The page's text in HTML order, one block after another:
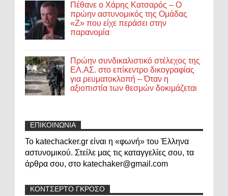
Πέθανε ο Χάρης Κατσαρός – Ο
πρώην αστυνομικός της Ομάδας
«Ζ» που είχε περάσει στην
παρανομία
Πρώην συνδικαλιστικό στέλεχος της
ΕΛ.ΑΣ. στο επίκεντρο δικογραφίας
για ρευματοκλοπή – Όταν η
αξιοπιστία των θεσμών δοκιμάζεται
ΕΠΙΚΟΙΝΩΝΙΑ
Το katechacker.gr είναι η «φωνή» του Έλληνα
αστυνομικού. Στείλε μας τις καταγγελίες σου, τα
άρθρα σου, στο katechaker@gmail.com
ΚΟΝΤΣΕΡΤΟ ΓΚΡΟΣΟ